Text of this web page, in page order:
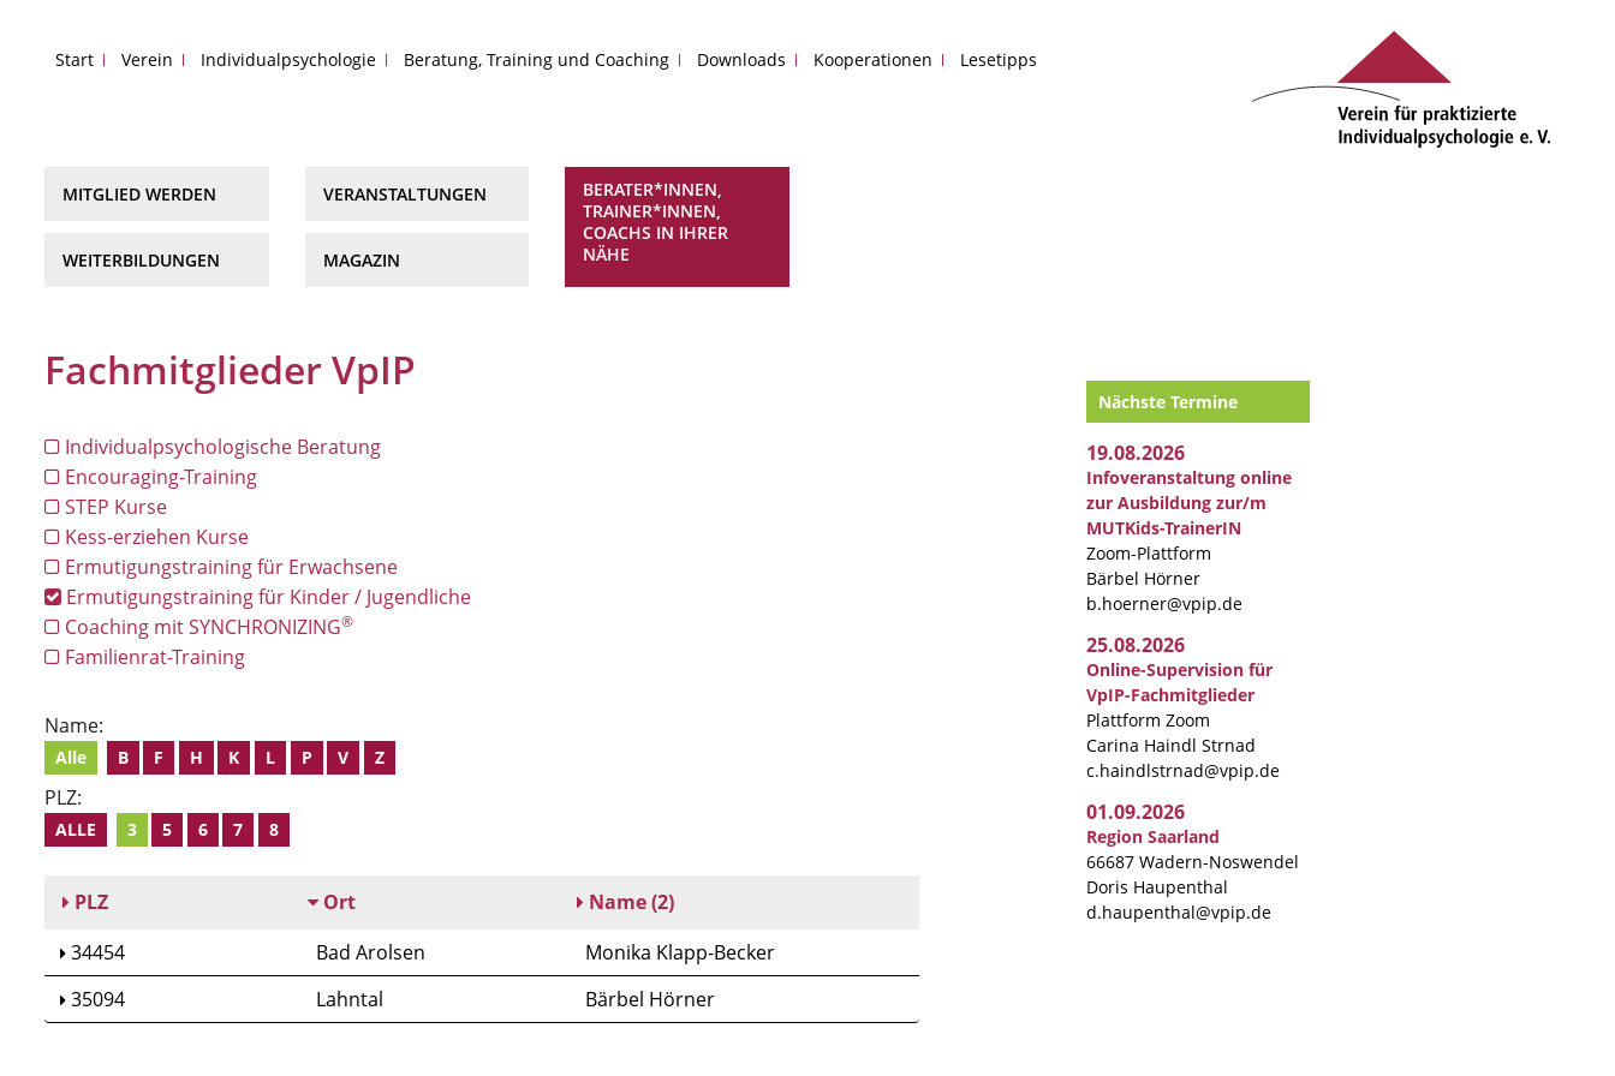
Start Verein Individualpsychologie Beratung, Training und Coaching Downloads Kooperationen Lesetipps
MITGLIED WERDEN
WEITERBILDUNGEN
VERANSTALTUNGEN
MAGAZIN
BERATER*INNEN,
TRAINER*INNEN,
COACHS IN IHRER
NÄHE
Fachmitglieder VpIP
Individualpsychologische Beratung
Encouraging-Training
STEP Kurse
Kess-erziehen Kurse
Ermutigungstraining für Erwachsene
Ermutigungstraining für Kinder / Jugendliche
Coaching mit SYNCHRONIZING®
Familienrat-Training
Name:
Alle B F H K L P V Z
PLZ:
ALLE 3 5 6 7 8
PLZ Ort Name(2)
34454
Bad Arolsen
Monika Klapp-Becker
35094
Lahntal Bärbel Hörner
Nächste Termine
19.08.2026
Infoveranstaltung online
zur Ausbildung zur/m
MUTKids-TrainerIN
Zoom-Plattform
Bärbel Hörner
b.hoerner@vpip.de
25.08.2026
Online-Supervision für
VpIP-Fachmitglieder
Plattform Zoom
Carina Haindl Strnad
c.haindlstrnad@vpip.de
01.09.2026
Region Saarland
66687 Wadern-Noswendel
Doris Haupenthal
d.haupenthal@vpip.de